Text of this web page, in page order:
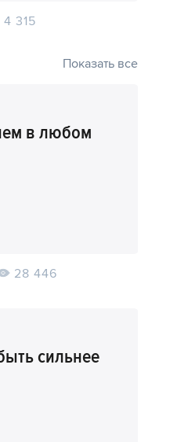
4 315
Показать все
в любом
28 446
сильнее